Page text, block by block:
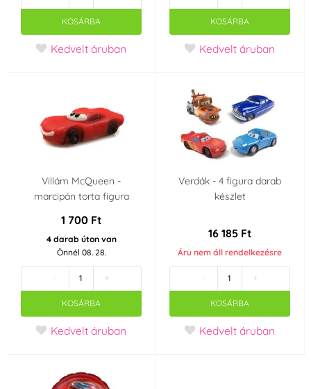
Származási ország
KOSÁRBA
Kedvelt áruban
KOSÁRBA
Kedvelt áruban
Villám McQueen -
marcipán torta figura
1 700 Ft
4 darab úton van
Önnél 08. 28.
- +
KOSÁRBA
Kedvelt áruban
Verdák - 4 figura darab
készlet
16 185 Ft
Áru nem áll rendelkezésre
- +
KOSÁRBA
Kedvelt áruban